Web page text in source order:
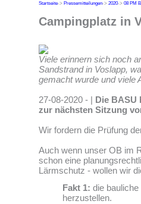
Startseite-> Pressemitteilungen-> 2020-> 08 PM
Campingplatz in
Viele erinnern sich noch
Sandstrand in Voslapp,
gemacht wurde und viele
27-08-2020 - | Die BASU
zur nächsten Sitzung
Wir fordern die Prüfung
Auch wenn unser OB im
schon eine
Lärmschutz - wollen wir
Fakt 1: die
herzustellen.